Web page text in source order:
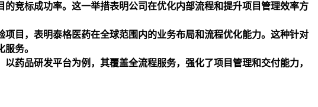
竞标成功率。这一举措表明公司在优化内部流程和提升项目管理效率方
目，表明泰格医药在全球范围内的业务布局和流程优化能力。这种针对
务。
药品研发平台为例，其覆盖全流程服务，强化了项目管理和交付能力，